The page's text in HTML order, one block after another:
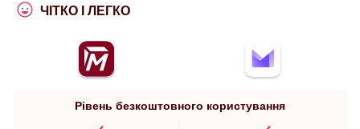
ЧІТКО І ЛЕГКО
Рівень безкоштовного користування